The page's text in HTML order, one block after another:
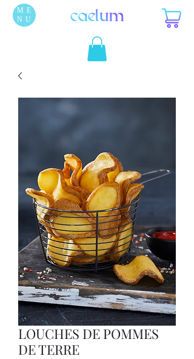
ME
NU
LOUCHES DE POMMES
DE TERRE